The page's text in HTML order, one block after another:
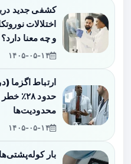
اختلالات
و چه معنا دارد؟
۱۴۰۵-۰۵-۱۴
ارتباط اگزما
حدود
محدودیت‌ها
۱۴۰۵-۰۵-۱۴
بار